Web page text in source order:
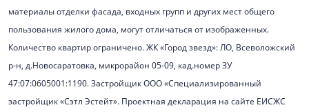
материалы отделки фасада, входных групп и других мест общего
пользования жилого дома, могут отличаться от изображенных.
Количество квартир ограничено. ЖК «Город звезд»: ЛО, Всеволожский
р-н, д.Новосаратовка, микрорайон 05-09, кад.номер ЗУ
47:07:0605001:1190. Застройщик ООО «Специализированный
застройщик «Сэтл Эстейт». Проектная декларация на сайте ЕИСЖС